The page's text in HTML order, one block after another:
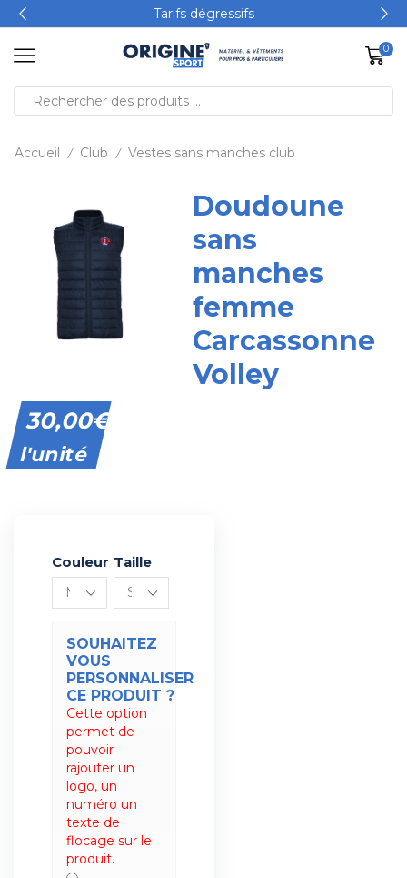
Tarifs dégressifs
0
Accueil / Club / Vestes sans manches club
Doudoune
sans
manches
femme
Carcassonne
Volley
30,00€
l'unité
Couleur Taille
SOUHAITEZ
VOUS
PERSONNALISER
CE PRODUIT ?
Cette option
permet de
pouvoir
rajouter un
logo, un
numéro un
texte de
flocage sur le
produit.
Alternative: